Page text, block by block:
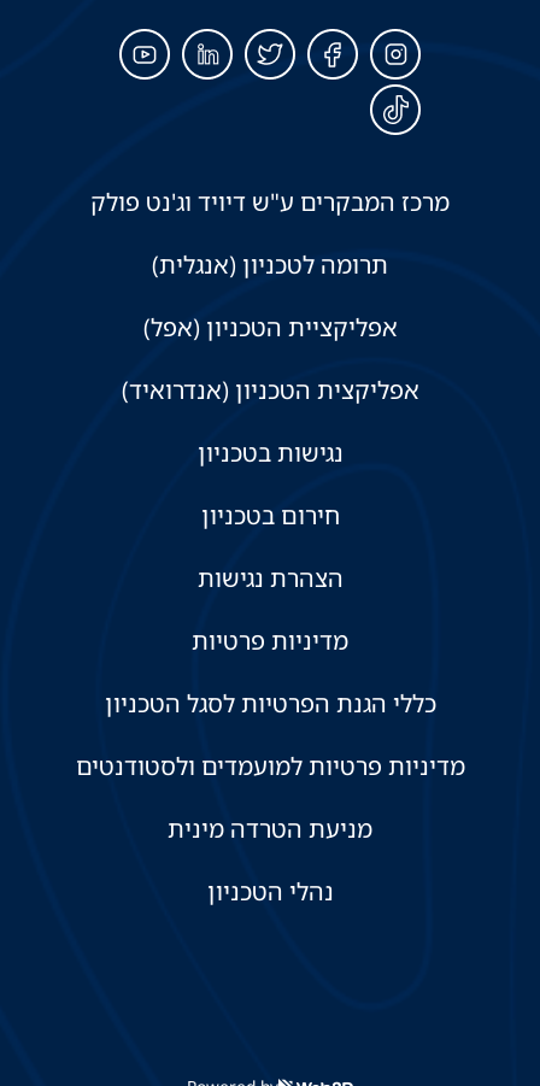
מרכז המבקרים ע"ש דיויד וג'נט פולק
תרומה לטכניון (אנגלית)
אפליקציית הטכניון (אפל)
אפליקצית הטכניון (אנדרואיד)
נגישות בטכניון
חירום בטכניון
הצהרת נגישות
מדיניות פרטיות
כללי הגנת הפרטיות לסגל הטכניון
מדיניות פרטיות למועמדים ולסטודנטים
מניעת הטרדה מינית
נהלי הטכניון